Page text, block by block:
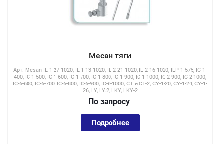
Месан тяги
Арт. Mesan IL-1-27-1020, IL-1-13-1020, IL-2-21-1020, IL-2-16-1020, ILP-1-575, IC-1-
400, IC-1-500, IC-1-600, IC-1-700, IC-1-800, IC-1-900, IC-1-1000, IC-2-900, IC-2-1000,
IC-6-600, IC-6-700, IC-6-800, IC-6-900, IC-6-1000, CT и CT-2, CY-1-20, CY-1-24, CY-1-
26, LY, LY.2, LKY, LKY-2
По запросу
Подробнее